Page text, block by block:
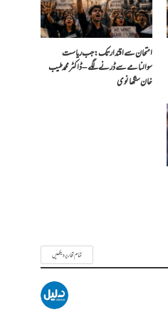
امتحان سے اقتدار تک: جب ریاست
سوالنامے سے ڈرنے لگے – ڈاکٹر محمد طیب
خان سنگھانوی
تمام تحاریر دیکھیں